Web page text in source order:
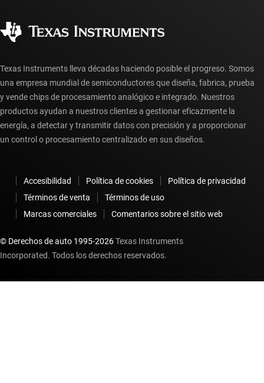
Preguntas frecuentes sobre la cuenta myTI
Texas Instruments lleva décadas haciendo posible el progreso. Somos
una empresa mundial de semiconductores que diseña, fabrica, prueba
y vende chips de procesamiento analógico e integrado. Nuestros
productos ayudan a nuestros clientes a gestionar eficazmente la
energía, a detectar y transmitir datos con precisión y a proporcionar
un control o procesamiento centralizado en sus diseños.
Accesibilidad Política de cookies
Política de privacidad
Términos de venta
Términos de uso
Marcas comerciales
Comentarios sobre el sitio web
© Derechos de auto 1995-2026Texas Instruments
Incorporated. Todos los derechos reservados.